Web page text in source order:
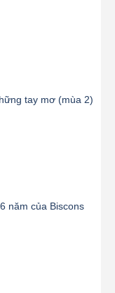
tay mơ (mùa 2)
năm của Biscons